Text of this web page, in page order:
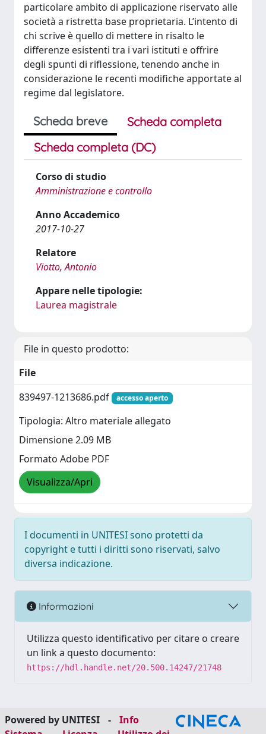
particolare ambito di applicazione riservato alle
società a ristretta base proprietaria. L’intento di
chi scrive è quello di mettere in risalto le
differenze esistenti tra i vari istituti e offrire
degli spunti di riflessione, tenendo anche in
considerazione le recenti modifiche apportate al
regime dal legislatore.
Scheda breve
Scheda completa
Scheda completa (DC)
Corso di studio
Amministrazione e controllo
Anno Accademico
2017-10-27
Relatore
Viotto, Antonio
Appare nelle tipologie:
Laurea magistrale
File in questo prodotto:
File
839497-1213686.pdf
accesso aperto
Tipologia: Altro materiale allegato
Dimensione 2.09 MB
Formato Adobe PDF
Visualizza/Apri
I documenti in UNITESI sono protetti da
copyright e tutti i diritti sono riservati, salvo
diversa indicazione.
Informazioni
Utilizza questo identificativo per citare o creare
un link a questo documento:
https://hdl.handle.net/20.500.14247/21748
Powered by UNITESI -
Info